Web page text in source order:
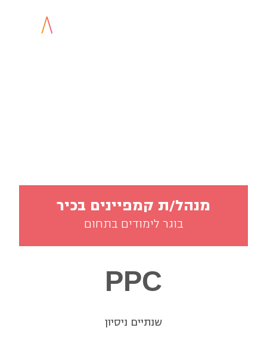
מנהל/ת קמפיינים בכיר
בוגר לימודים בתחום
PPC
שנתיים ניסיון